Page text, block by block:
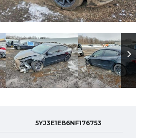
5YJ3E1EB6NF176753